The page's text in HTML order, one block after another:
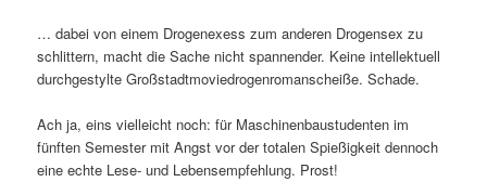
… dabei von einem Drogenexess zum anderen Drogensex zu
schlittern, macht die Sache nicht spannender. Keine intellektuell
durchgestylte Großstadtmoviedrogenromanscheiße. Schade.
Ach ja, eins vielleicht noch: für Maschinenbaustudenten im
fünften Semester mit Angst vor der totalen Spießigkeit dennoch
eine echte Lese- und Lebensempfehlung. Prost!